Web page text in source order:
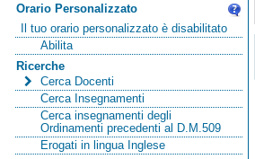
Orario Personalizzato
Il tuo orario personalizzato è disabilitato
Abilita
Ricerche
Cerca Docenti
Cerca Insegnamenti
Cerca insegnamenti degli
Ordinamenti precedenti al D.M.509
Erogati in lingua Inglese